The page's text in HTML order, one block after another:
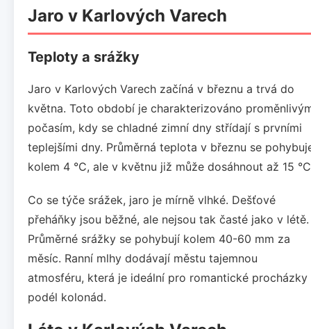
Jaro v Karlových Varech
Teploty a srážky
Jaro v Karlových Varech začíná v březnu a trvá do
května. Toto období je charakterizováno
počasím, kdy se chladné zimní dny střídají s prvními
teplejšími dny. Průměrná teplota v březnu se
kolem 4 °C, ale v květnu již může dosáhnout až 15
Co se týče srážek, jaro je mírně vlhké. Dešťové
přeháňky jsou běžné, ale nejsou tak časté jako v létě.
Průměrné srážky se pohybují kolem 40-60 mm za
měsíc. Ranní mlhy dodávají městu tajemnou
atmosféru, která je ideální pro romantické procházky
podél kolonád.